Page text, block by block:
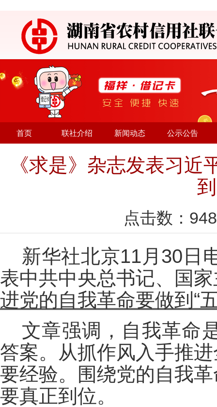
首页 联社介绍 新闻动态 公示公告
《求是》杂志发表习
点击数： 948
新华社北京11月30日
表中共中央总书记、国
进党的自我革命要做到“
文章强调，自我革命
答案。从抓作风入手推
要经验。围绕党的自我
要真正到位。